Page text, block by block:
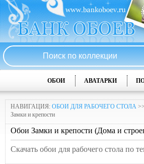
ОБОИ АВАТАРКИ
НАВИГАЦИЯ: ОБОИ ДЛЯ РАБОЧЕГО СТОЛА >>
Замки и крепости
Обои Замки и крепости (Дома и
Скачать обои для рабочего стола по